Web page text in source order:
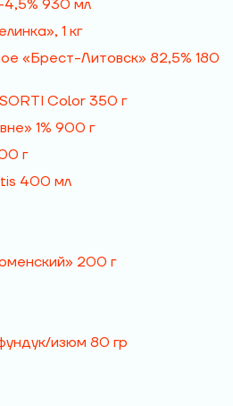
4,5% 930 мл
1 кг
«Брест-Литовск» 82,5% 180
Color 350 г
1% 900 г
г
400 мл
200 г
изюм 80 гр